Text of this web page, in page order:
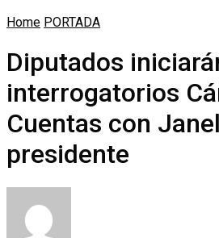
Home PORTADA
Diputados
interrogatorios
Cuentas con
presidente